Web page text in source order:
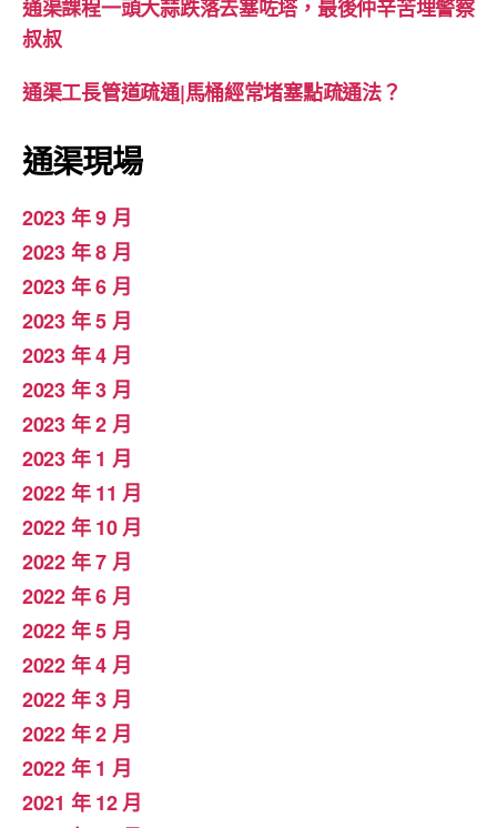
通渠課程一頭大蒜跌落去塞咗塔，最後仲辛苦埋警察
叔叔
通渠工長管道疏通|馬桶經常堵塞點疏通法？
通渠現場
2023 年 9 月
2023 年 8 月
2023 年 6 月
2023 年 5 月
2023 年 4 月
2023 年 3 月
2023 年 2 月
2023 年 1 月
2022 年 11 月
2022 年 10 月
2022 年 7 月
2022 年 6 月
2022 年 5 月
2022 年 4 月
2022 年 3 月
2022 年 2 月
2022 年 1 月
2021 年 12 月